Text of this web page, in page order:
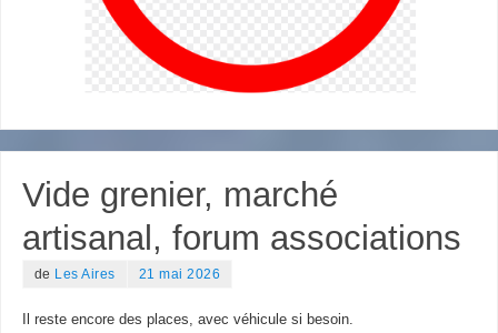
Vide grenier, marché
artisanal, forum associations
de Les Aires 21 mai 2026
Il reste encore des places, avec véhicule si besoin.